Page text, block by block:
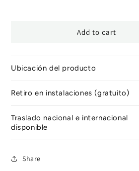
Add to cart
Ubicación del producto
Retiro en instalaciones (gratuito)
Traslado nacional e internacional
disponible
Share